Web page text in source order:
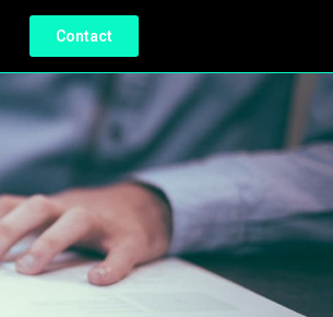
Contact